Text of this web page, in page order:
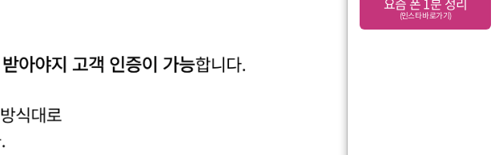
(인스타 바로가기)